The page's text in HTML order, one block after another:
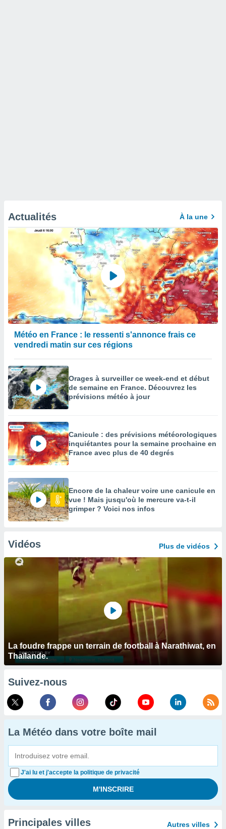
Actualités À la une
Météo en France : le ressenti s'annonce frais ce
vendredi matin sur ces régions
Orages à surveiller ce week-end et début
de semaine en France. Découvrez les
prévisions météo à jour
Canicule : des prévisions météorologiques
inquiétantes pour la semaine prochaine en
France avec plus de 40 degrés
Encore de la chaleur voire une canicule en
vue ! Mais jusqu'où le mercure va-t-il
grimper ? Voici nos infos
Vidéos Plus de vidéos
La foudre frappe un terrain de football à Narathiwat, en
Thaïlande.
Suivez-nous
La Météo dans votre boîte mail
J'ai lu et j'accepte la politique de privacité
Principales villes Autres villes